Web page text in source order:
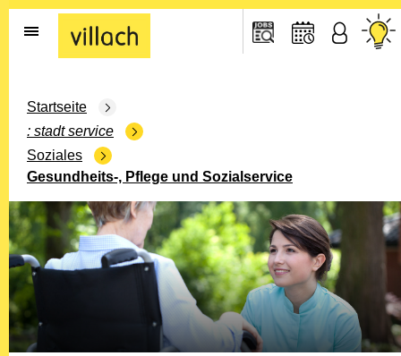
Gehe zur Startseite
Startseite
stadt service
Soziales
Gesundheits-, Pflege und Sozialservice